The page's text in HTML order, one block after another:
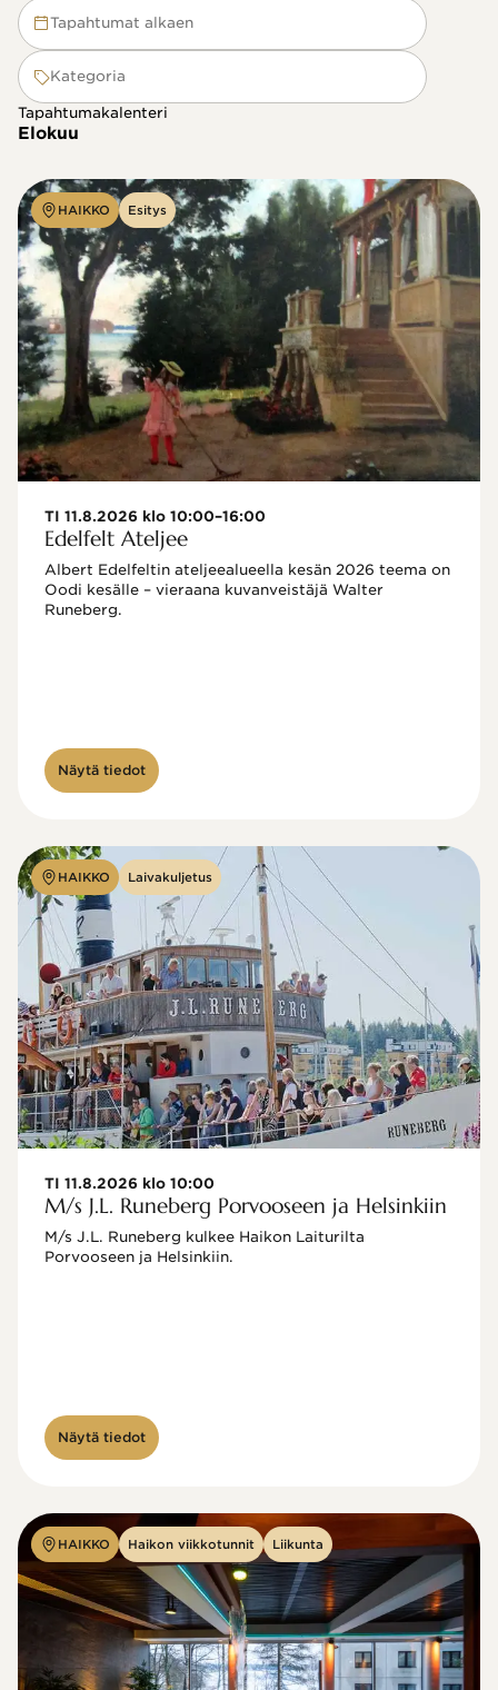
Tapahtumat alkaen
Kategoria
Tapahtumakalenteri
Elokuu
HAIKKO Esitys
TI 11.8.2026 klo 10:00–16:00
Edelfelt Ateljee
Albert Edelfeltin ateljeealueella kesän 2026 teema on
Oodi kesälle – vieraana kuvanveistäjä Walter
Näytä tiedot
HAIKKO Laivakuljetus
TI 11.8.2026 klo 10:00
M/s J.L. Runeberg Porvooseen ja Helsinkiin
M/s J.L. Runeberg kulkee Haikon Laiturilta
Porvooseen ja Helsinkiin.
Näytä tiedot
HAIKKO Haikon viikkotunnit Liikunta